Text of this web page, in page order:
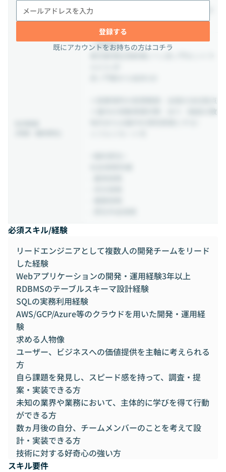
登録する
既にアカウントをお持ちの方はコチラ
※年次有給休暇（入社半年後10日付与）
以後毎年勤続数に応じた日数を付与
＜勤務地＞
※屋内の受動喫煙対策：あり（施設の敷
必須スキル/経験
リードエンジニアとして複数人の開発チームをリード
した経験
Webアプリケーションの開発・運用経験3年以上
RDBMSのテーブルスキーマ設計経験
SQLの実務利用経験
AWS/GCP/Azure等のクラウドを用いた開発・運用経
験
求める人物像
ユーザー、ビジネスへの価値提供を主軸に考えられる
方
自ら課題を発見し、スピード感を持って、調査・提
案・実装できる方
未知の業界や業務において、主体的に学びを得て行動
ができる方
数ヵ月後の自分、チームメンバーのことを考えて設
計・実装できる方
技術に対する好奇心の強い方
スキル要件